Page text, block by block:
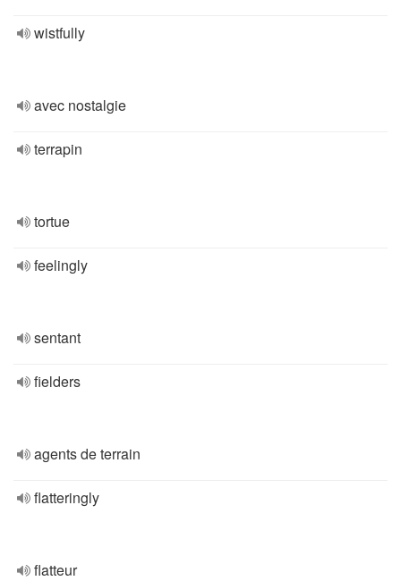
wistfully
avec nostalgie
terrapin
tortue
feelingly
sentant
fielders
agents de terrain
flatteringly
flatteur